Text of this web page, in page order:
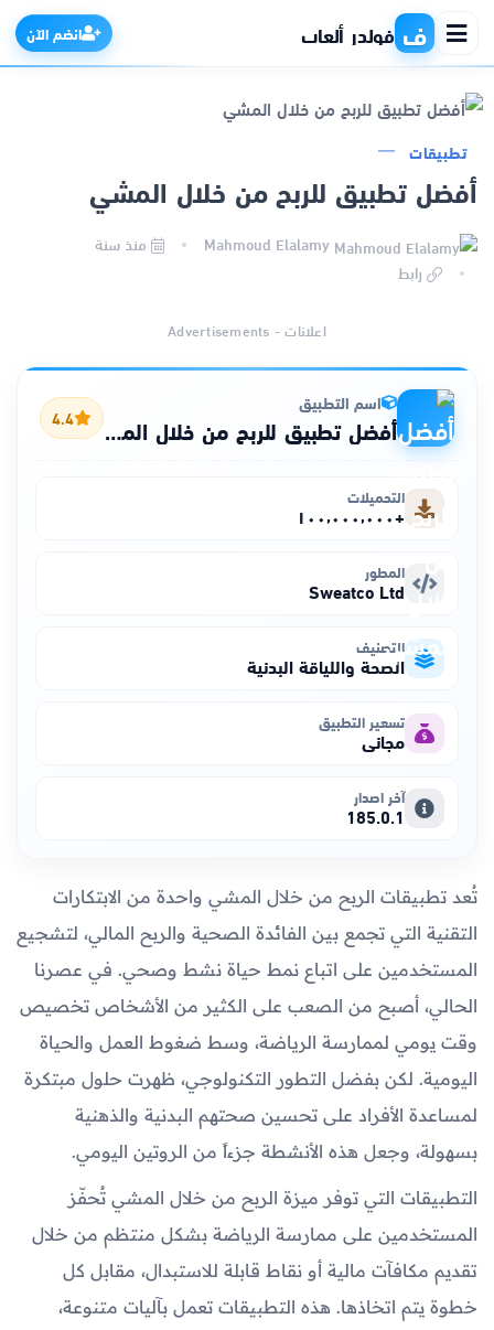
ف فولدر ألعاب انضم الآن
التطبيقات
ذكاء اصطناعي
تطبيقات
أفضل تطبيق للربح من خلال المشي
منذ سنة
رابط
اعلانات - Advertisements
اسم التطبيق
أفضل تطبيق للربح من خلال المشي 4.4
التحميلات
+١٠٠٬٠٠٠٬٠٠٠
المطور
Sweatco Ltd
التصنيف
الصحة واللياقة البدنية
تسعير التطبيق
مجاني
آخر اصدار
185.0.1
تُعد تطبيقات الربح من خلال المشي واحدة من الابتكارات
التقنية التي تجمع بين الفائدة الصحية والربح المالي، لتشجيع
المستخدمين على اتباع نمط حياة نشط وصحي. في عصرنا
الحالي، أصبح من الصعب على الكثير من الأشخاص تخصيص
وقت يومي لممارسة الرياضة، وسط ضغوط العمل والحياة
اليومية. لكن بفضل التطور التكنولوجي، ظهرت حلول مبتكرة
لمساعدة الأفراد على تحسين صحتهم البدنية والذهنية
بسهولة، وجعل هذه الأنشطة جزءاً من الروتين اليومي.
التطبيقات التي توفر ميزة الربح من خلال المشي تُحفّز
المستخدمين على ممارسة الرياضة بشكل منتظم من خلال
تقديم مكافآت مالية أو نقاط قابلة للاستبدال، مقابل كل
خطوة يتم اتخاذها. هذه التطبيقات تعمل بآليات متنوعة،